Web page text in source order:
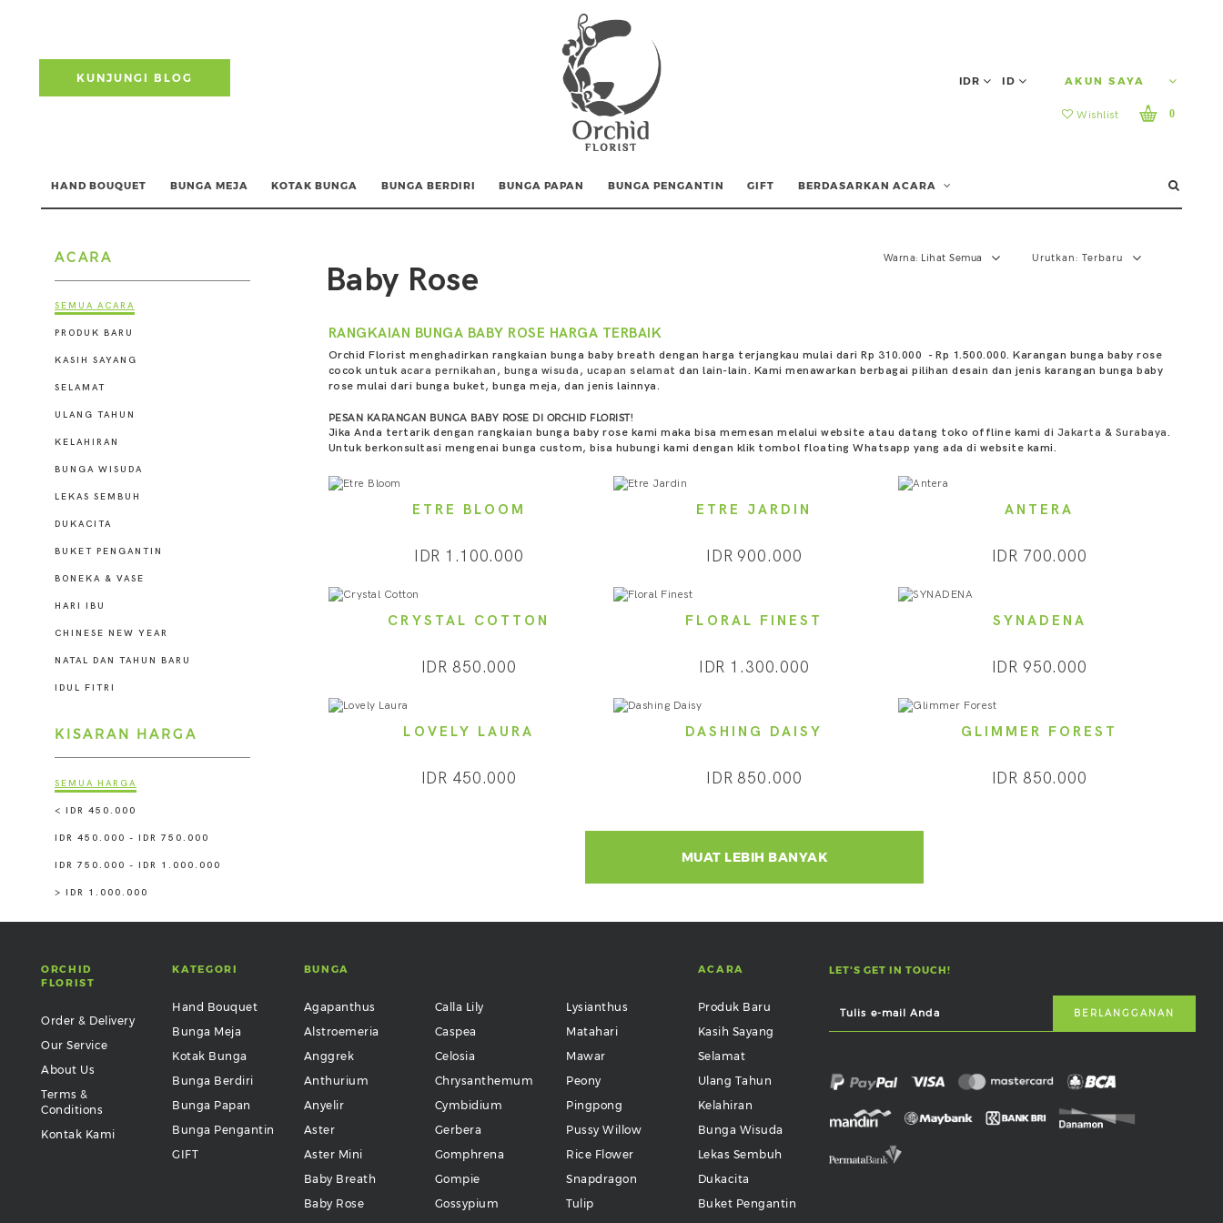
KUNJUNGI BLOG IDR ID AKUN SAYA
Wishlist 0
HAND BOUQUET BUNGA MEJA KOTAK BUNGA BUNGA BERDIRI BUNGA PAPAN BUNGA PENGANTIN GIFT BERDASARKAN ACARA
ACARA
SEMUA ACARA
PRODUK BARU
KASIH SAYANG
SELAMAT
ULANG TAHUN
KELAHIRAN
BUNGA WISUDA
LEKAS SEMBUH
DUKACITA
BUKET PENGANTIN
BONEKA & VASE
HARI IBU
CHINESE NEW YEAR
NATAL DAN TAHUN BARU
IDUL FITRI
KISARAN HARGA
SEMUA HARGA
< IDR 450.000
IDR 450.000 - IDR 750.000
IDR 750.000 - IDR 1.000.000
> IDR 1.000.000
Baby Rose
Warna: Lihat Semua Urutkan: Terbaru
RANGKAIAN BUNGA BABY ROSE HARGA TERBAIK
Orchid Florist menghadirkan rangkaian bunga baby breath dengan harga terjangkau mulai dari Rp 310.000 - Rp 1.500.000. Karangan bunga baby rose
cocok untuk acara pernikahan , bunga wisuda , ucapan selamat dan lain-lain. Kami menawarkan berbagai pilihan desain dan jenis karangan bunga baby
rose mulai dari bunga buket, bunga meja, dan jenis lainnya.
PESAN KARANGAN BUNGA BABY ROSE DI ORCHID FLORIST!
Jika Anda tertarik dengan rangkaian bunga baby rose kami maka bisa memesan melalui website atau datang toko offline kami di Jakarta & Surabaya.
Untuk berkonsultasi mengenai bunga custom, bisa hubungi kami dengan klik tombol floating Whatsapp yang ada di website kami.
ETRE BLOOM
IDR 1.100.000
ETRE JARDIN
IDR 900.000
ANTERA
IDR 700.000
CRYSTAL COTTON
IDR 850.000
FLORAL FINEST
IDR 1.300.000
SYNADENA
IDR 950.000
LOVELY LAURA
IDR 450.000
DASHING DAISY
IDR 850.000
GLIMMER FOREST
IDR 850.000
MUAT LEBIH BANYAK
ORCHID
FLORIST
Order & Delivery
Our Service
About Us
Terms &
Conditions
Kontak Kami
KATEGORI
Hand Bouquet
Bunga Meja
Kotak Bunga
Bunga Berdiri
Bunga Papan
Bunga Pengantin
GIFT
BUNGA
Agapanthus
Alstroemeria
Anggrek
Anthurium
Anyelir
Aster
Aster Mini
Baby Breath
Baby Rose
Calla Lily
Caspea
Celosia
Chrysanthemum
Cymbidium
Gerbera
Gomphrena
Gompie
Gossypium
Lysianthus
Matahari
Mawar
Peony
Pingpong
Pussy Willow
Rice Flower
Snapdragon
Tulip
ACARA
Produk Baru
Kasih Sayang
Selamat
Ulang Tahun
Kelahiran
Bunga Wisuda
Lekas Sembuh
Dukacita
Buket Pengantin
LET'S GET IN TOUCH!